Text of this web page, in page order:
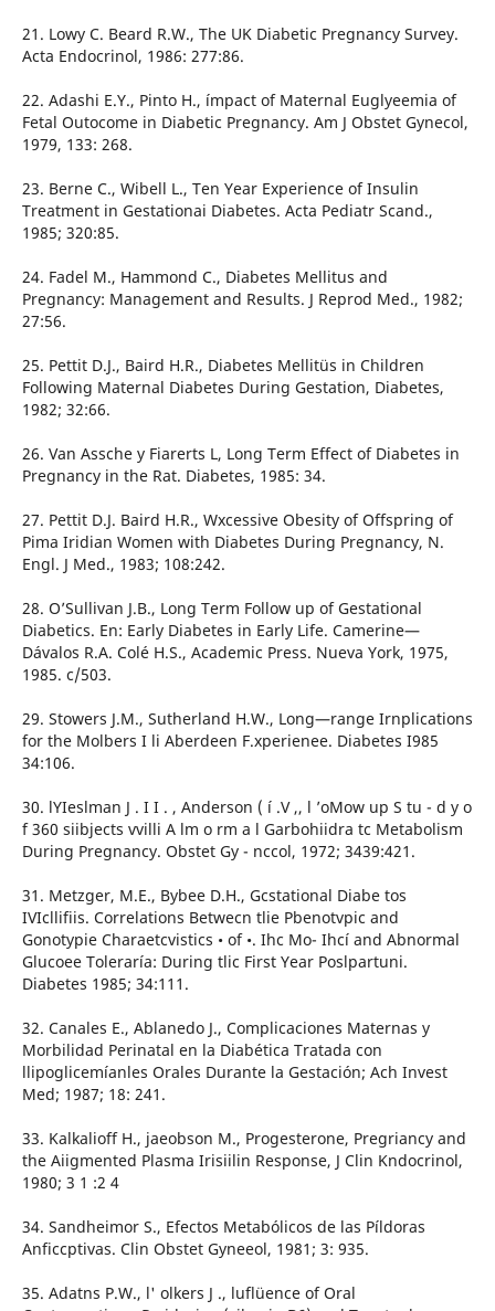
21. Lowy C. Beard R.W., The UK Diabetic Pregnancy Survey.
Acta Endocrinol, 1986: 277:86.
22. Adashi E.Y., Pinto H., ímpact of Maternal Euglyeemia of
Fetal Outocome in Diabetic Pregnancy. Am J Obstet Gynecol,
1979, 133: 268.
23. Berne C., Wibell L., Ten Year Experience of Insulin
Treatment in Gestationai Diabetes. Acta Pediatr Scand.,
1985; 320:85.
24. Fadel M., Hammond C., Diabetes Mellitus and
Pregnancy: Management and Results. J Reprod Med., 1982;
27:56.
25. Pettit D.J., Baird H.R., Diabetes Mellitüs in Children
Following Maternal Diabetes During Gestation, Diabetes,
1982; 32:66.
26. Van Assche y Fiarerts L, Long Term Effect of Diabetes in
Pregnancy in the Rat. Diabetes, 1985: 34.
27. Pettit D.J. Baird H.R., Wxcessive Obesity of Offspring of
Pima Iridian Women with Diabetes During Pregnancy, N.
Engl. J Med., 1983; 108:242.
28. O’Sullivan J.B., Long Term Follow up of Gestational
Diabetics. En: Early Diabetes in Early Life. Camerine—
Dávalos R.A. Colé H.S., Academic Press. Nueva York, 1975,
1985. c/503.
29. Stowers J.M., Sutherland H.W., Long—range Irnplications
for the Molbers I li Aberdeen F.xperienee. Diabetes I985
34:106.
30. lYIeslman J . I I . , Anderson ( í .V ,, l ’oMow up S tu - d y o
f 360 siibjects vvilli A lm o rm a l Garbohiidra tc Metabolism
During Pregnancy. Obstet Gy - nccol, 1972; 3439:421.
31. Metzger, M.E., Bybee D.H., Gcstational Diabe tos
IVIcllifiis. Correlations Betwecn tlie Pbenotvpic and
Gonotypie Charaetcvistics • of •. Ihc Mo- Ihcí and Abnormal
Glucoee Toleraría: During tlic First Year Poslpartuni.
Diabetes 1985; 34:111.
32. Canales E., Ablanedo J., Complicaciones Maternas y
Morbilidad Perinatal en la Diabética Tratada con
llipoglicemíanles Orales Durante la Gestación; Ach Invest
Med; 1987; 18: 241.
33. Kalkalioff H., jaeobson M., Progesterone, Pregriancy and
the Aiigmented Plasma Irisiilin Response, J Clin Kndocrinol,
1980; 3 1 :2 4
34. Sandheimor S., Efectos Metabólicos de las Píldoras
Anficcptivas. Clin Obstet Gyneeol, 1981; 3: 935.
35. Adatns P.W., l' olkers J ., luflüence of Oral